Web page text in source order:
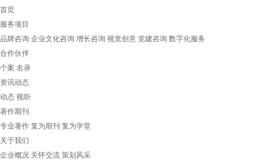
首页
服务项目
品牌咨询 企业文化咨询 增长咨询 视觉创意 党建咨询 数字化服务
合作伙伴
个案 名录
资讯动态
动态 视听
著作期刊
专业著作 复为期刊 复为学堂
关于我们
企业概况 关怀交流 策划风采